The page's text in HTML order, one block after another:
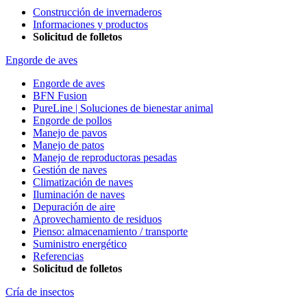
Construcción de invernaderos
Informaciones y productos
Solicitud de folletos
Engorde de aves
Engorde de aves
BFN Fusion
PureLine | Soluciones de bienestar animal
Engorde de pollos
Manejo de pavos
Manejo de patos
Manejo de reproductoras pesadas
Gestión de naves
Climatización de naves
Iluminación de naves
Depuración de aire
Aprovechamiento de residuos
Pienso: almacenamiento / transporte
Suministro energético
Referencias
Solicitud de folletos
Cría de insectos